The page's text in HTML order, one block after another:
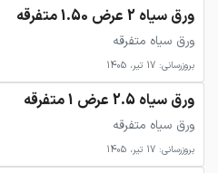
ورق سیاه 2 عرض 1.50 متفرقه
ورق سیاه متفرقه
بروزرسانی: 17 تیر، 1405
ورق سیاه 2.5 عرض 1 متفرقه
ورق سیاه متفرقه
بروزرسانی: 17 تیر، 1405